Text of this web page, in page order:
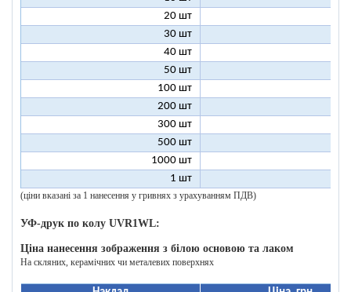
20 шт
30 шт
40 шт
50 шт
100 шт
200 шт
300 шт
500 шт
1000 шт
1 шт
(ціни вказані за 1 нанесення у гривнях з урахуванням ПДВ)
УФ-друк по колу UVR1WL:
Ціна нанесення зображення з білою основою та лаком
На скляних, керамічних чи металевих поверхнях